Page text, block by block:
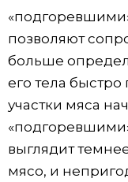
позволяют
больше
его тела быстро
участки мяса
выглядит
мясо, и